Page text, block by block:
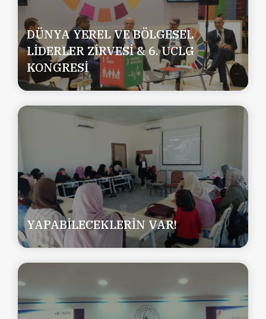
DÜNYA YEREL VE BÖLGESEL
LİDERLER ZİRVESİ & 6. UCLG
KONGRESİ
YAPABİLECEKLERİN VAR!